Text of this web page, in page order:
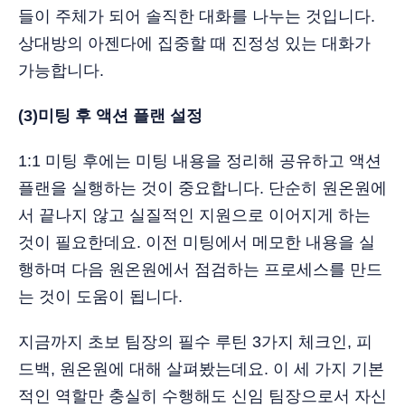
들이 주체가 되어 솔직한 대화를 나누는 것입니다.
상대방의 아젠다에 집중할 때 진정성 있는 대화가
가능합니다.
(3)미팅 후 액션 플랜 설정
1:1 미팅 후에는 미팅 내용을 정리해 공유하고 액션
플랜을 실행하는 것이 중요합니다. 단순히 원온원에
서 끝나지 않고 실질적인 지원으로 이어지게 하는
것이 필요한데요. 이전 미팅에서 메모한 내용을 실
행하며 다음 원온원에서 점검하는 프로세스를 만드
는 것이 도움이 됩니다.
지금까지 초보 팀장의 필수 루틴 3가지 체크인, 피
드백, 원온원에 대해 살펴봤는데요. 이 세 가지 기본
적인 역할만 충실히 수행해도 신임 팀장으로서 자신